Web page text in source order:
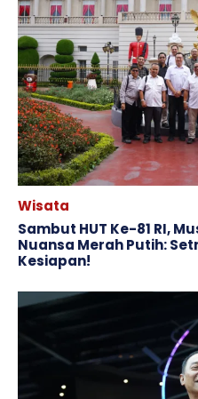
Wisata
Sambut HUT Ke-81 RI,
Nuansa Merah Putih:
Kesiapan!